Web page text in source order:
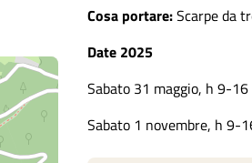
Cosa portare:Scarpe da
Date 2025
Sabato 31 maggio, h 9-16
Sabato 1 novembre, h 9-